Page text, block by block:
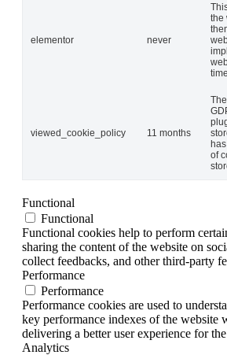
elementor never
the
time.
viewed_cookie_policy 11 months
of
Functional
Functional
Functional cookies help to perform
sharing the content of the website on
collect feedbacks, and other third-party
Performance
Performance
Performance cookies are used to
key performance indexes of the website
delivering a better user experience for
Analytics